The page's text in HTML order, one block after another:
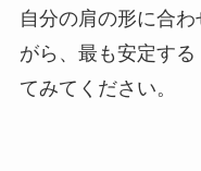
自分の肩の形に合
がら、最も安定す
てみてください。